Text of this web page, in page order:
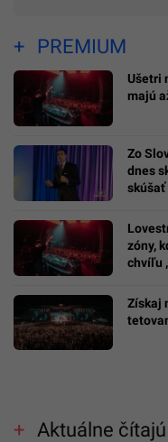
PREMIUM
Ušetri
majú
Zo
dnes
skúšať
zóny,
chvíľu
Získaj
Aktuálne čítajú